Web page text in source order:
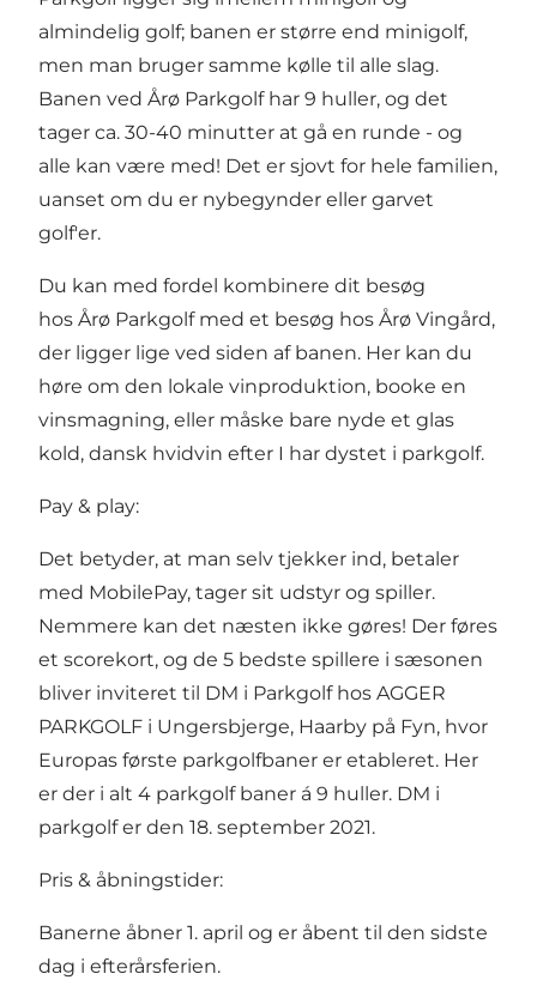
almindelig golf; banen er større end minigolf,
men man bruger samme kølle til alle slag.
Banen ved Årø Parkgolf har 9 huller, og det
tager ca. 30-40 minutter at gå en runde - og
alle kan være med! Det er sjovt for hele familien,
uanset om du er nybegynder eller garvet
golf'er.
Du kan med fordel kombinere dit besøg
hos Årø Parkgolf med et besøg hos Årø Vingård,
der ligger lige ved siden af banen. Her kan du
høre om den lokale vinproduktion, booke en
vinsmagning, eller måske bare nyde et glas
kold, dansk hvidvin efter I har dystet i parkgolf.
Pay & play:
Det betyder, at man selv tjekker ind, betaler
med MobilePay, tager sit udstyr og spiller.
Nemmere kan det næsten ikke gøres! Der føres
et scorekort, og de 5 bedste spillere i sæsonen
bliver inviteret til DM i Parkgolf hos AGGER
PARKGOLF i Ungersbjerge, Haarby på Fyn, hvor
Europas første parkgolfbaner er etableret. Her
er der i alt 4 parkgolf baner á 9 huller. DM i
parkgolf er den 18. september 2021.
Pris & åbningstider:
Banerne åbner 1. april og er åbent til den sidste
dag i efterårsferien.